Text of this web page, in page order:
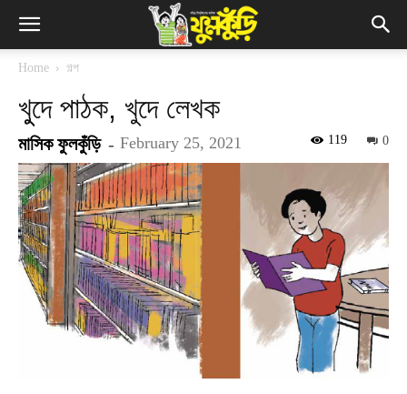
Home গল্প
খুুদে পাঠক, খুদে লেখক
মাসিক ফুলকুঁড়ি - February 25, 2021 0
119